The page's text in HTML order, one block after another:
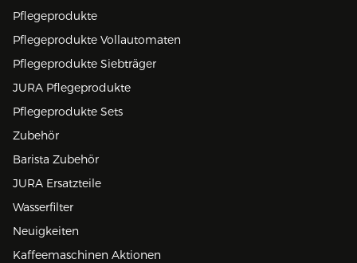
Pflegeprodukte
Pflegeprodukte Vollautomaten
Pflegeprodukte Siebträger
JURA Pflegeprodukte
Pflegeprodukte Sets
Zubehör
Barista Zubehör
JURA Ersatzteile
Wasserfilter
Neuigkeiten
Kaffeemaschinen Aktionen